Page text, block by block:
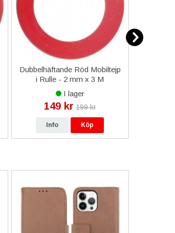
Dubbelhäftande Röd Mobiltejp
i Rulle - 2 mm x 3 M
I lager
149 kr 199 kr
Info Köp